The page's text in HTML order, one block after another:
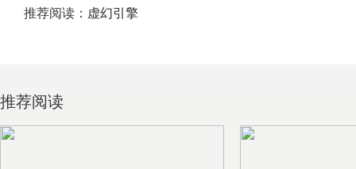
推荐阅读： 虚幻引擎
推荐阅读